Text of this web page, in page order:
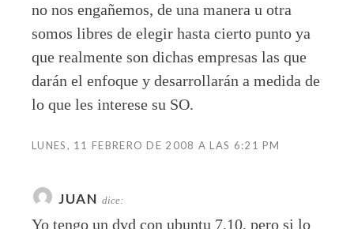
no nos engañemos, de una manera u otra
somos libres de elegir hasta cierto punto ya
que realmente son dichas empresas las que
darán el enfoque y desarrollarán a medida de
lo que les interese su SO.
LUNES, 11 FEBRERO DE 2008 A LAS 6:21 PM
JUAN dice:
Yo tengo un dvd con ubuntu 7.10, pero si lo